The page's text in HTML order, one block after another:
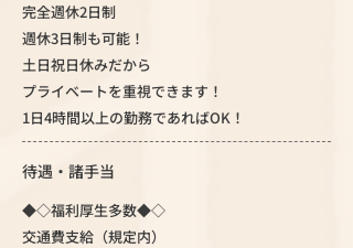
完全週休2日制
週休3日制も可能！
土日祝日休みだから
プライベートを重視できます！
1日4時間以上の勤務であればOK！
待遇・諸手当
◆◇福利厚生多数◆◇
交通費支給（規定内）